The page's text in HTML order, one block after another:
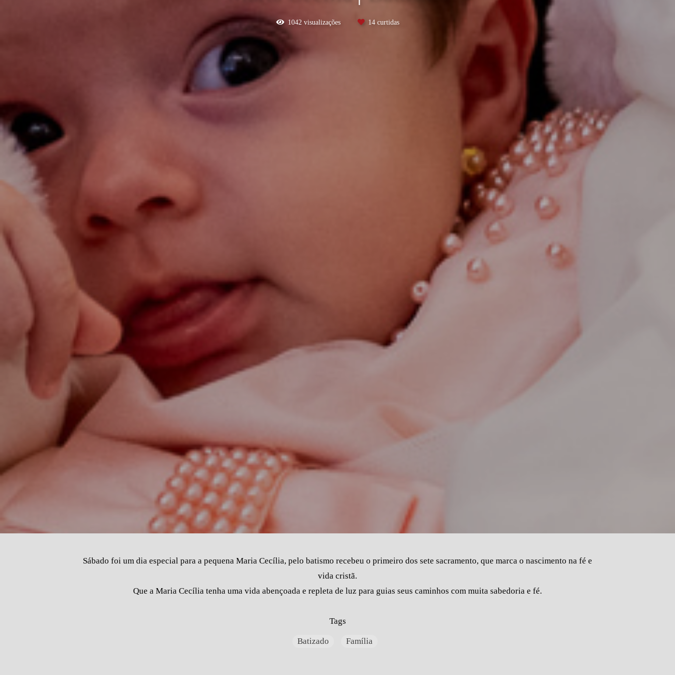
1042 visualizações 14curtidas
Sábado foi um dia especial para a pequena Maria Cecília, pelo batismo recebeu o primeiro dos sete sacramento, que marca o nascimento na fé e
vida cristã.
Que a Maria Cecília tenha uma vida abençoada e repleta de luz para guias seus caminhos com muita sabedoria e fé.
Tags
Batizado Família